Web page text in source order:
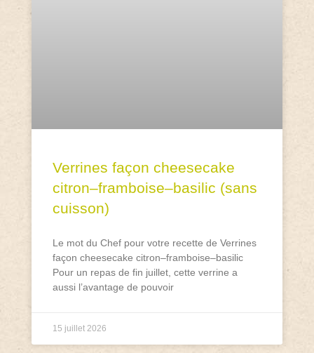
Verrines façon cheesecake
citron–framboise–basilic (sans
cuisson)
Le mot du Chef pour votre recette de Verrines
façon cheesecake citron–framboise–basilic
Pour un repas de fin juillet, cette verrine a
aussi l’avantage de pouvoir
15 juillet 2026